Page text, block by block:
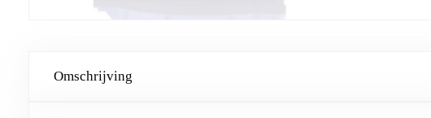
Omschrijving